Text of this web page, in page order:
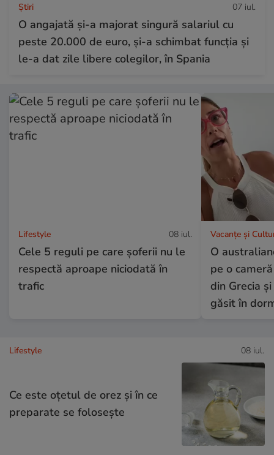
Ştiri 07 iul.
O angajată și-a majorat singură salariul cu
peste 20.000 de euro, și-a schimbat funcția și
le-a dat zile libere colegilor, în Spania
Lifestyle 08 iul.
Cele 5 reguli pe care șoferii nu le
respectă aproape niciodată în
trafic
Vacanțe și
O
pe o
din Grecia
găsit în
Lifestyle 08 iul.
Ce este oțetul de orez și în ce
preparate se folosește